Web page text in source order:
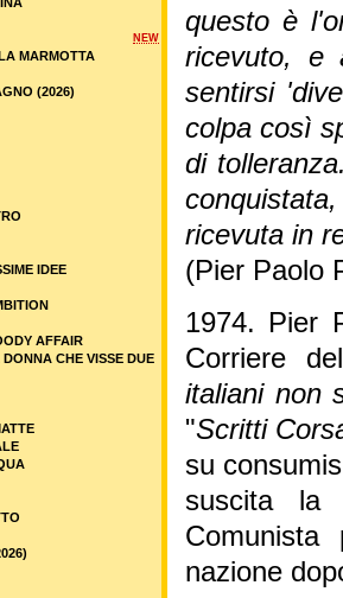
questo è
ricevuto, e
sentirsi
colpa così
di
ricevuta in
(Pier Paolo
1974. Pier
Corriere
italiani non
"Scritti
su
suscita la
nazione
NEW
MARMOTTA
(2026)
IDEE
AFFAIR
CHE VISSE DUE